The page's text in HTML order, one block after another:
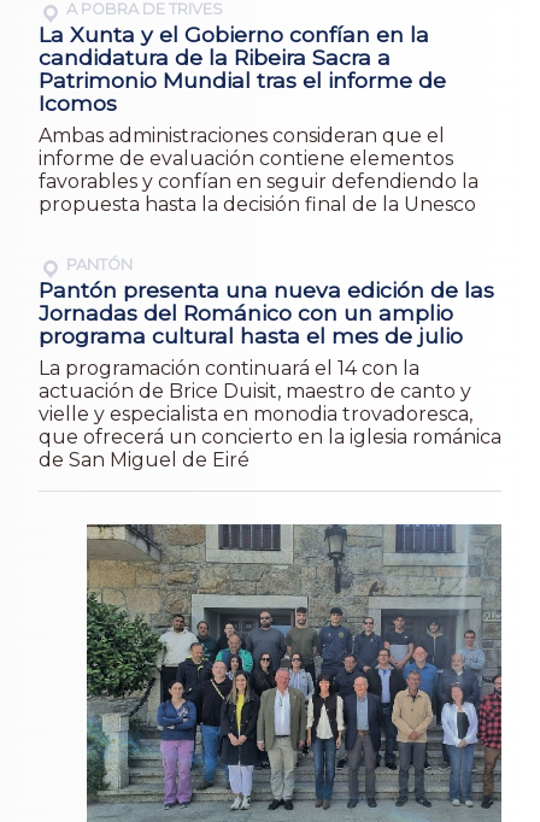
A POBRA DE TRIVES
La Xunta y el Gobierno confían en la
candidatura de la Ribeira Sacra a
Patrimonio Mundial tras el informe de
Icomos
Ambas administraciones consideran que el
informe de evaluación contiene elementos
favorables y confían en seguir defendiendo la
propuesta hasta la decisión final de la Unesco
PANTÓN
Pantón presenta una nueva edición de las
Jornadas del Románico con un amplio
programa cultural hasta el mes de julio
La programación continuará el 14 con la
actuación de Brice Duisit, maestro de canto y
vielle y especialista en monodia trovadoresca,
que ofrecerá un concierto en la iglesia románica
de San Miguel de Eiré